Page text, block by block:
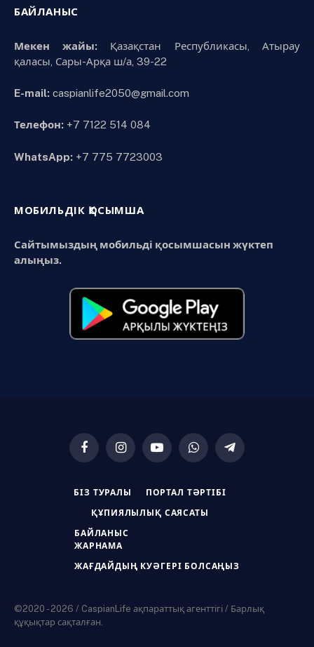
БАЙЛАНЫС
Мекен жайы:Қазақстан Республикасы, Атырау
қаласы, Сары-Арқа ш/а, 39-22
E-mail: caspianlife2050@gmail.com
Телефон: +7 7122 514 084
WhatsApp: +7 775 7723003
МОБИЛЬДІК ҚОСЫМША
Сайтымыздың мобильді қосымшасын жүктеп
алыңыз.
FacebookInstagramYouTubeWhatsAppTelegram
БІЗ ТУРАЛЫ ПОРТАЛ ТӘРТІБІ
ҚҰПИЯЛЫЛЫҚ САЯСАТЫ
БАЙЛАНЫС
ЖАРНАМА
ЖАҒДАЙДЫҢ КУӘГЕРІ БОЛСАҢЫЗ
©2020 - 2026 / CaspianLife ақпараттық агенттігі / Барлық
құқықтар сақталған.